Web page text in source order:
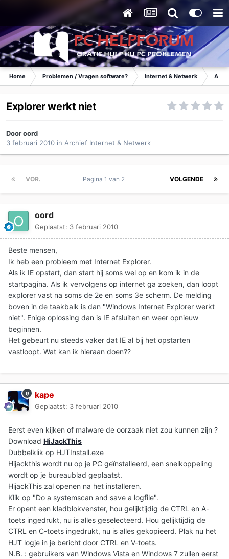
Home Problemen / Vragen software? Internet & Netwerk
Explorer werkt niet
Dooroord
3 februari 2010 in Archief Internet & Netwerk
VOR. VOLGENDE
Pagina 1 van 2
oord
Geplaatst: 3 februari 2010
Beste mensen,
Ik heb een probleem met Internet Explorer.
Als ik IE opstart, dan start hij soms wel op en kom ik in de
startpagina. Als ik vervolgens op internet ga zoeken, dan loopt
explorer vast na soms de 2e en soms 3e scherm. De melding
boven in de taakbalk is dan "Windows Internet Explorer werkt
niet". Enige oplossing dan is IE afsluiten en weer opnieuw
beginnen.
Het gebeurt nu steeds vaker dat IE al bij het opstarten
vastloopt. Wat kan ik hieraan doen??
kape
Geplaatst: 3 februari 2010
Eerst even kijken of malware de oorzaak niet zou kunnen zijn ?
Download HiJackThis
Dubbelklik op HJTInstall.exe
Hijackthis wordt nu op je PC geïnstalleerd, een snelkoppeling
wordt op je bureaublad geplaatst.
HijackThis zal openen na het installeren.
Klik op "Do a systemscan and save a logfile".
Er opent een kladblokvenster, hou gelijktijdig de CTRL en A-
toets ingedrukt, nu is alles geselecteerd. Hou gelijktijdig de
CTRL en C-toets ingedrukt, nu is alles gekopieerd. Plak nu het
HJT logje in je bericht door CTRL en V-toets.
N.B. : gebruikers van Windows Vista en Windows 7 zullen eerst